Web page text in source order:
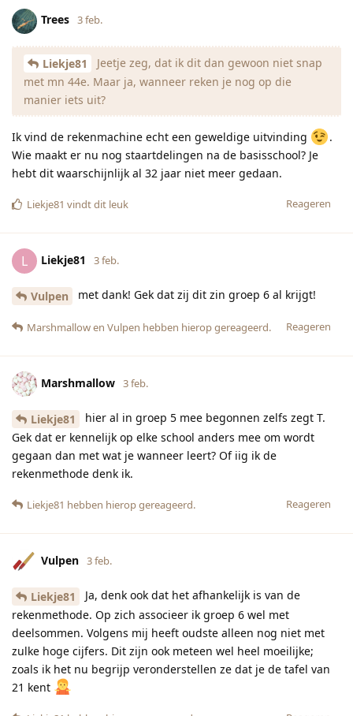
Trees 3 feb.
Liekje81
Jeetje zeg, dat ik dit dan gewoon niet snap
met mn 44e. Maar ja, wanneer reken je nog op die
manier iets uit?
Ik vind de rekenmachine echt een geweldige uitvinding
.
Wie maakt er nu nog staartdelingen na de basisschool? Je
hebt dit waarschijnlijk al 32 jaar niet meer gedaan.
Reageren
Liekje81 vindt dit leuk
L Liekje81 3 feb.
Vulpen met dank! Gek dat zij dit zin groep 6 al krijgt!
Reageren
Marshmallowen Vulpen hebben hierop gereageerd.
Marshmallow 3 feb.
Liekje81
hier al in groep 5 mee begonnen zelfs zegt T.
Gek dat er kennelijk op elke school anders mee om wordt
gegaan dan met wat je wanneer leert? Of iig ik de
rekenmethode denk ik.
Reageren
Liekje81 hebben hierop gereageerd.
Vulpen 3 feb.
Liekje81
Ja, denk ook dat het afhankelijk is van de
rekenmethode. Op zich associeer ik groep 6 wel met
deelsommen. Volgens mij heeft oudste alleen nog niet met
zulke hoge cijfers. Dit zijn ook meteen wel heel moeilijke;
zoals ik het nu begrijp veronderstellen ze dat je de tafel van
21 kent